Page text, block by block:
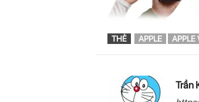
THẺ APPLE APPLE
Trần